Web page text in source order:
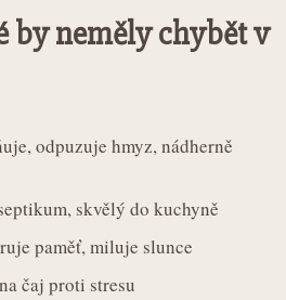
by neměly chybět v
odpuzuje hmyz, nádherně
skvělý do kuchyně
paměť, miluje slunce
čaj proti stresu